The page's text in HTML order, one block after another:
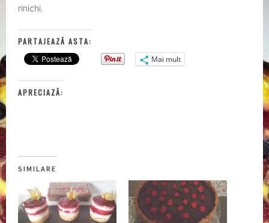
rinichi.
PARTAJEAZĂ ASTA:
Mai mult
APRECIAZĂ:
SIMILARE